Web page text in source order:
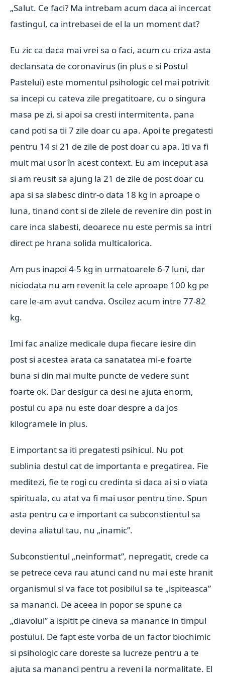
„Salut. Ce faci? Ma intrebam acum daca ai incercat
fastingul, ca intrebasei de el la un moment dat?
Eu zic ca daca mai vrei sa o faci, acum cu criza asta
declansata de coronavirus (in plus e si Postul
Pastelui) este momentul psihologic cel mai potrivit
sa incepi cu cateva zile pregatitoare, cu o singura
masa pe zi, si apoi sa cresti intermitenta, pana
cand poti sa tii 7 zile doar cu apa. Apoi te pregatesti
pentru 14 si 21 de zile de post doar cu apa. Iti va fi
mult mai usor în acest context. Eu am inceput asa
si am reusit sa ajung la 21 de zile de post doar cu
apa si sa slabesc dintr-o data 18 kg in aproape o
luna, tinand cont si de zilele de revenire din post in
care inca slabesti, deoarece nu este permis sa intri
direct pe hrana solida multicalorica.
Am pus inapoi 4-5 kg in urmatoarele 6-7 luni, dar
niciodata nu am revenit la cele aproape 100 kg pe
care le-am avut candva. Oscilez acum intre 77-82
kg.
Imi fac analize medicale dupa fiecare iesire din
post si acestea arata ca sanatatea mi-e foarte
buna si din mai multe puncte de vedere sunt
foarte ok. Dar desigur ca desi ne ajuta enorm,
postul cu apa nu este doar despre a da jos
kilogramele in plus.
E important sa iti pregatesti psihicul. Nu pot
sublinia destul cat de importanta e pregatirea. Fie
meditezi, fie te rogi cu credinta si daca ai si o viata
spirituala, cu atat va fi mai usor pentru tine. Spun
asta pentru ca e important ca subconstientul sa
devina aliatul tau, nu „inamic”.
Subconstientul „neinformat”, nepregatit, crede ca
se petrece ceva rau atunci cand nu mai este hranit
organismul si va face tot posibilul sa te „ispiteasca”
sa mananci. De aceea in popor se spune ca
„diavolul” a ispitit pe cineva sa manance in timpul
postului. De fapt este vorba de un factor biochimic
si psihologic care doreste sa lucreze pentru a te
ajuta sa mananci pentru a reveni la normalitate. El